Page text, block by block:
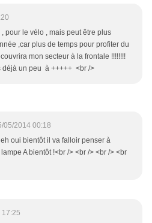
pour le vélo , mais peut être plus
,car plus de temps pour profiter du
mon secteur à la frontale !!!!!!!!
déjà un peu à +++++ <br />
05/2014 00:18
oui bientôt il va falloir penser à
A bientôt !<br /> <br /> <br /> <br
17:25